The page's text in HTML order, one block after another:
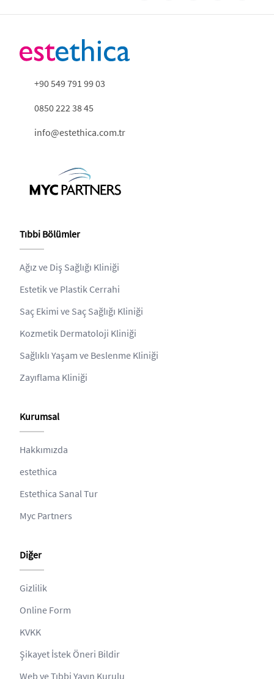
+90 549 791 99 03
0850 222 38 45
info@estethica.com.tr
Tıbbi Bölümler
Ağız ve Diş Sağlığı Kliniği
Estetik ve Plastik Cerrahi
Saç Ekimi ve Saç Sağlığı Kliniği
Kozmetik Dermatoloji Kliniği
Sağlıklı Yaşam ve Beslenme Kliniği
Zayıflama Kliniği
Kurumsal
Hakkımızda
estethica
Estethica Sanal Tur
Myc Partners
Diğer
Gizlilik
Online Form
KVKK
Şikayet İstek Öneri Bildir
Web ve Tıbbi Yayın Kurulu